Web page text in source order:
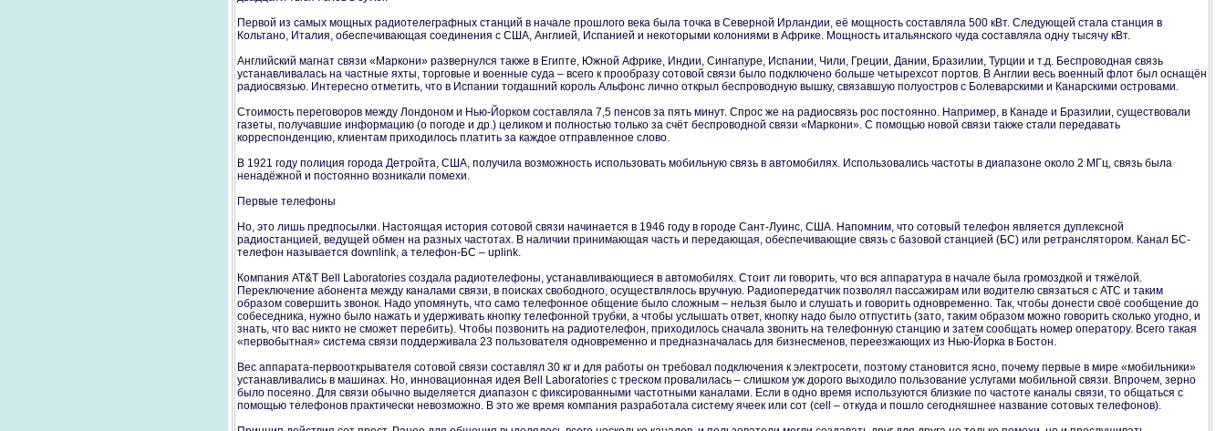
Первой из самых мощных радиотелеграфных станций в начале прошлого века была точка в Северной Ирландии, её мощность составляла 500 кВт. Следующей стала станция в
Кольтано, Италия, обеспечивающая соединения с США, Англией, Испанией и некоторыми колониями в Африке. Мощность итальянского чуда составляла одну тысячу кВт.
Английский магнат связи «Маркони» развернулся также в Египте, Южной Африке, Индии, Сингапуре, Испании, Чили, Греции, Дании, Бразилии, Турции и т.д. Беспроводная связь
устанавливалась на частные яхты, торговые и военные суда – всего к прообразу сотовой связи было подключено больше четырехсот портов. В Англии весь военный флот был оснащён
радиосвязью. Интересно отметить, что в Испании тогдашний король Альфонс лично открыл беспроводную вышку, связавшую полуостров с Болеварскими и Канарскими островами.
Стоимость переговоров между Лондоном и Нью-Йорком составляла 7,5 пенсов за пять минут. Спрос же на радиосвязь рос постоянно. Например, в Канаде и Бразилии, существовали
газеты, получавшие информацию (о погоде и др.) целиком и полностью только за счёт беспроводной связи «Маркони». С помощью новой связи также стали передавать
корреспонденцию, клиентам приходилось платить за каждое отправленное слово.
В 1921 году полиция города Детройта, США, получила возможность использовать мобильную связь в автомобилях. Использовались частоты в диапазоне около 2 МГц, связь была
ненадёжной и постоянно возникали помехи.
Первые телефоны
Но, это лишь предпосылки. Настоящая история сотовой связи начинается в 1946 году в городе Сант-Луинс, США. Напомним, что сотовый телефон является дуплексной
радиостанцией, ведущей обмен на разных частотах. В наличии принимающая часть и передающая, обеспечивающие связь с базовой станцией (БС) или ретранслятором. Канал БС-
телефон называется downlink, а телефон-БС – uplink.
Компания AT&T Bell Laboratories создала радиотелефоны, устанавливающиеся в автомобилях. Стоит ли говорить, что вся аппаратура в начале была громоздкой и тяжёлой.
Переключение абонента между каналами связи, в поисках свободного, осуществлялось вручную. Радиопередатчик позволял пассажирам или водителю связаться с АТС и таким
образом совершить звонок. Надо упомянуть, что само телефонное общение было сложным – нельзя было и слушать и говорить одновременно. Так, чтобы донести своё сообщение до
собеседника, нужно было нажать и удерживать кнопку телефонной трубки, а чтобы услышать ответ, кнопку надо было отпустить (зато, таким образом можно говорить сколько угодно, и
знать, что вас никто не сможет перебить). Чтобы позвонить на радиотелефон, приходилось сначала звонить на телефонную станцию и затем сообщать номер оператору. Всего такая
«первобытная» система связи поддерживала 23 пользователя одновременно и предназначалась для бизнесменов, переезжающих из Нью-Йорка в Бостон.
Вес аппарата-первооткрывателя сотовой связи составлял 30 кг и для работы он требовал подключения к электросети, поэтому становится ясно, почему первые в мире «мобильники»
устанавливались в машинах. Но, инновационная идея Bell Laboratories с треском провалилась – слишком уж дорого выходило пользование услугами мобильной связи. Впрочем, зерно
было посеяно. Для связи обычно выделяется диапазон с фиксированными частотными каналами. Если в одно время используются близкие по частоте каналы связи, то общаться с
помощью телефонов практически невозможно. В это же время компания разработала систему ячеек или сот (cell – откуда и пошло сегодняшнее название сотовых телефонов).